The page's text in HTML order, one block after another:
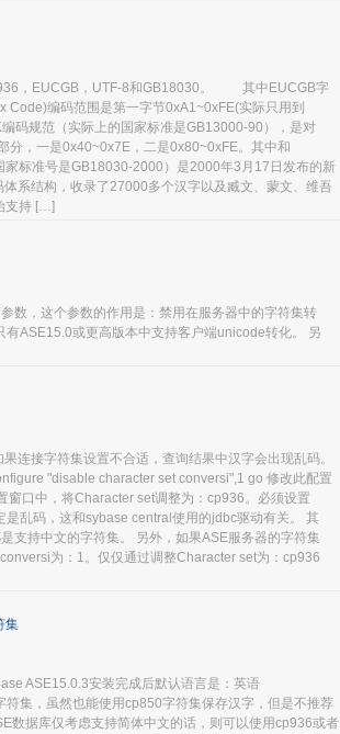
，EUCGB，UTF-8和GB18030。 其中EUCGB字
编码范围是第一字节0xA1~0xFE(实际只用到
规范（实际上的国家标准是GB13000-90），是对
分，一是0x40~0x7E，二是0x80~0xFE。其中和
准号是GB18030-2000）是2000年3月17日发布的新
系结构，收录了27000多个汉字以及臧文、蒙文、维吾
支持 […]
数，这个参数的作用是：禁用在服务器中的字符集转
ASE15.0或更高版本中支持客户端unicode转化。 另
连接字符集设置不合适，查询结果中汉字会出现乱码。
"disable character set conversi",1 go 修改此配置
口中，将Character set调整为：cp936。必须设置
乱码，这和sybase central使用的jdbc驱动有关。 其
支持中文的字符集。 另外，如果ASE服务器的字符集
为：1。仅仅通过调整Character set为：cp936
集
ASE15.0.3安装完成后默认语言是：英语
集，虽然也能使用cp850字符集保存汉字，但是不推荐
据库仅考虑支持简体中文的话，则可以使用cp936或者